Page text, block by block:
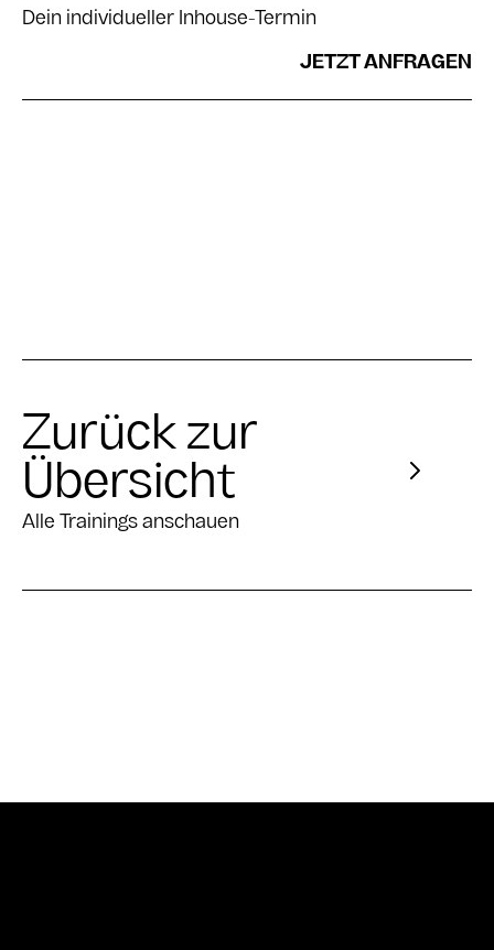
Dein individueller Inhouse-Termin
JETZT ANFRAGEN
Zurück zur
Übersicht
Alle Trainings anschauen